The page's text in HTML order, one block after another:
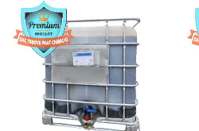
Chất tạo bọt Las P Tico Tank
IBC Bồn Việt Nam